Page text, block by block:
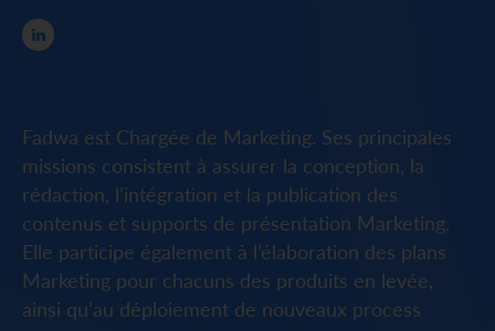
Fadwa est Chargée de Marketing. Ses principales
missions consistent à assurer la conception, la
rédaction, l’intégration et la publication des
contenus et supports de présentation Marketing.
Elle participe également à l’élaboration des plans
Marketing pour chacuns des produits en levée,
ainsi qu’au déploiement de nouveaux process